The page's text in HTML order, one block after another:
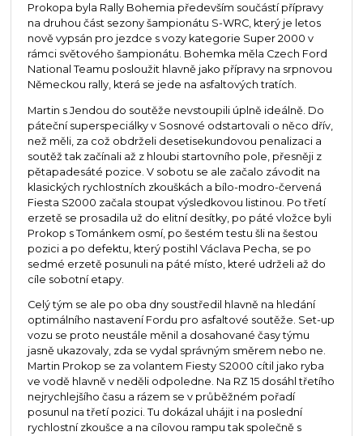
Prokopa byla Rally Bohemia především součástí přípravy
na druhou část sezony šampionátu S-WRC, který je letos
nově vypsán pro jezdce s vozy kategorie Super 2000 v
rámci světového šampionátu. Bohemka měla Czech Ford
National Teamu posloužit hlavně jako přípravy na srpnovou
Německou rally, která se jede na asfaltových tratích.
Martin s Jendou do soutěže nevstoupili úplně ideálně. Do
páteční superspeciálky v Sosnové odstartovali o něco dřív,
než měli, za což obdrželi desetisekundovou penalizaci a
soutěž tak začínali až z hloubi startovního pole, přesněji z
pětapadesáté pozice. V sobotu se ale začalo závodit na
klasických rychlostních zkouškách a bílo-modro-červená
Fiesta S2000 začala stoupat výsledkovou listinou. Po třetí
erzetě se prosadila už do elitní desítky, po páté vložce byli
Prokop s Tománkem osmí, po šestém testu šli na šestou
pozici a po defektu, který postihl Václava Pecha, se po
sedmé erzetě posunuli na páté místo, které udrželi až do
cíle sobotní etapy.
Celý tým se ale po oba dny soustředil hlavně na hledání
optimálního nastavení Fordu pro asfaltové soutěže. Set-up
vozu se proto neustále měnil a dosahované časy týmu
jasně ukazovaly, zda se vydal správným směrem nebo ne.
Martin Prokop se za volantem Fiesty S2000 cítil jako ryba
ve vodě hlavně v neděli odpoledne. Na RZ 15 dosáhl třetího
nejrychlejšího času a rázem se v průběžném pořadí
posunul na třetí pozici. Tu dokázal uhájit i na poslední
rychlostní zkoušce a na cílovou rampu tak společně s